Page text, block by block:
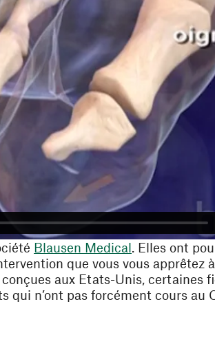
Blausen Medical (ouvre une
. Elles ont
que vous vous apprêtez
aux Etats-Unis, certaines
qui n’ont pas forcément cours au